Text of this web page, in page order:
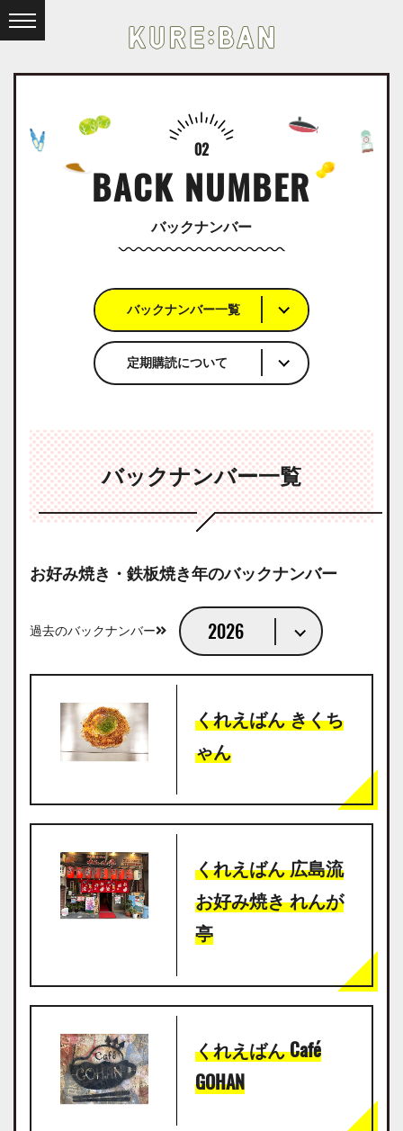
02
BACK NUMBER
バックナンバー
バックナンバー一覧
定期購読について
バックナンバー一覧
お好み焼き・鉄板焼き年のバックナンバー
過去のバックナンバー
くれえばん きくち
ゃん
くれえばん 広島流
お好み焼き れんが
亭
くれえばん Café
GOHAN